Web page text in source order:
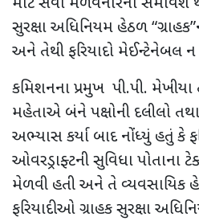
સુરક્ષા અધિનિયમ હેઠળ
અને તેથી ફરિયાદો મેઈન્ટેનેબલ ન
કમિશનના પ્રમુખ પી.પી.
મહેતાએ બંને પક્ષોની દલીલો તથા
અભ્યાસ કર્યા બાદ નોંધ્યું હતું કે
ઓવરડ્રાફ્ટની સુવિધા પોતાના
મેળવી હતી અને તે વ્યવસાયિક
ફરિયાદીઓ ગ્રાહક સુરક્ષા